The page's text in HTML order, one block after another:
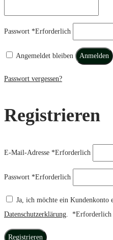
Passwort *Erforderlich
Angemeldet bleiben Anmelden
Passwort vergessen?
Registrieren
E-Mail-Adresse *Erforderlich
Passwort *Erforderlich
Ja, ich möchte ein Kundenkonto
Datenschutzerklärung
*Erforderlich
Registrieren